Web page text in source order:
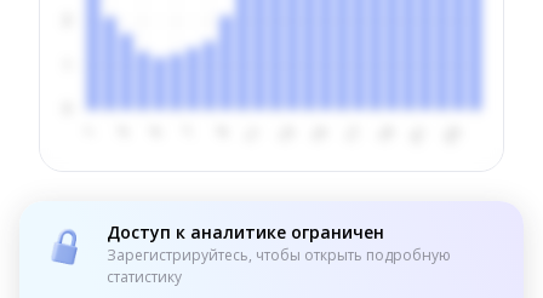
Доступ к аналитике ограничен
Зарегистрируйтесь, чтобы открыть подробную
статистику